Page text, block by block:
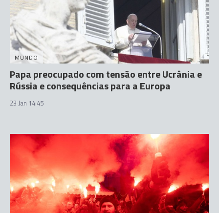
MUNDO
Papa preocupado com tensão entre Ucrânia e
Rússia e consequências para a Europa
23 Jan 14:45